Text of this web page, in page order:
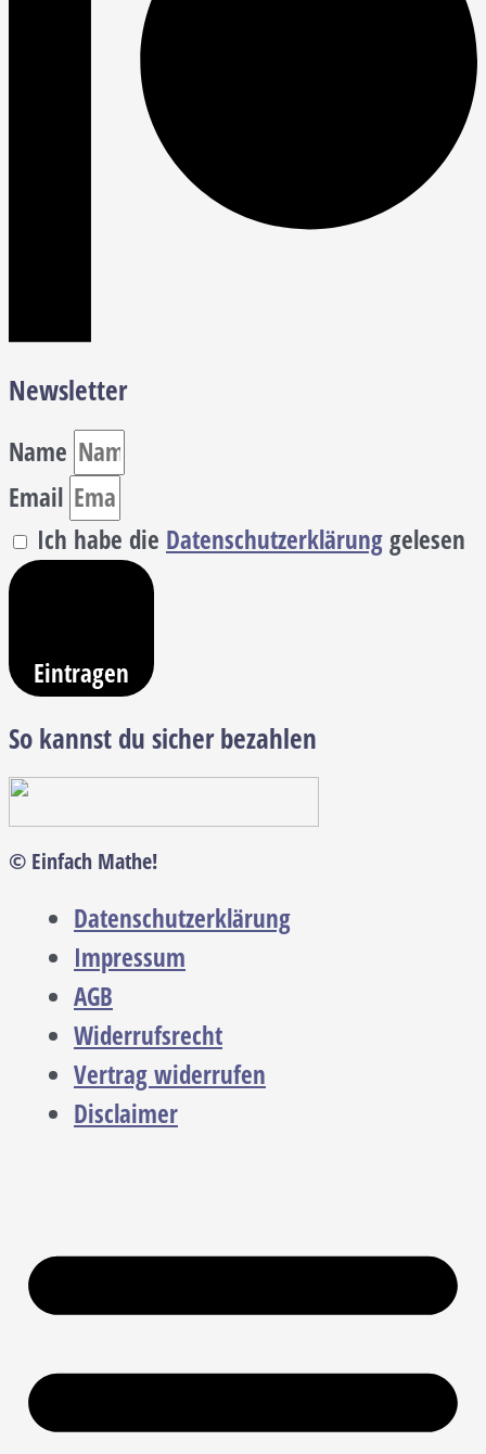
Newsletter
Name
Email
Ich habe die Datenschutzerklärunggelesen
Eintragen
So kannst du sicher bezahlen
© Einfach Mathe!
Datenschutzerklärung
Impressum
AGB
Widerrufsrecht
Vertrag widerrufen
Disclaimer